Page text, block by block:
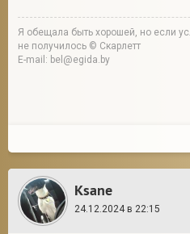
Я обещала быть хорошей, но если
не получилось © Скарлетт
E-mail: bel@egida.by
Ksane
24.12.2024 в 22:15